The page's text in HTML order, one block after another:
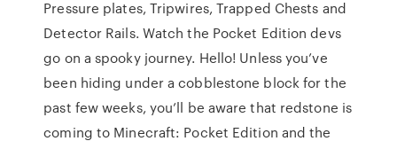
Pressure plates, Tripwires, Trapped Chests and
Detector Rails. Watch the Pocket Edition devs
go on a spooky journey. Hello! Unless you’ve
been hiding under a cobblestone block for the
past few weeks, you’ll be aware that redstone is
coming to Minecraft: Pocket Edition and the